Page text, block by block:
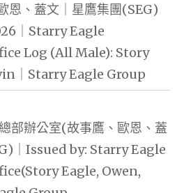
恩、蓋文｜星鷹集團(SEG)
｜Starry Eagle
Log (All Male): Story
｜Starry Eagle Group
部辦公室(故事鷹、歐恩、蓋
｜Issued by: Starry Eagle
Eagle, Owen,